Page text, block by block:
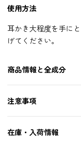
使用方法
耳かき大程度を手に
げてください。
商品情報と全成分
注意事項
在庫・入荷情報